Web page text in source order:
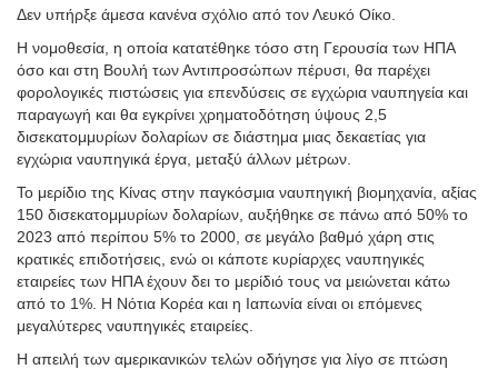
Δεν υπήρξε άμεσα κανένα σχόλιο από τον Λευκό Οίκο.
Η νομοθεσία, η οποία κατατέθηκε τόσο στη Γερουσία των ΗΠΑ
όσο και στη Βουλή των Αντιπροσώπων πέρυσι, θα παρέχει
φορολογικές πιστώσεις για επενδύσεις σε εγχώρια ναυπηγεία και
παραγωγή και θα εγκρίνει χρηματοδότηση ύψους 2,5
δισεκατομμυρίων δολαρίων σε διάστημα μιας δεκαετίας για
εγχώρια ναυπηγικά έργα, μεταξύ άλλων μέτρων.
Το μερίδιο της Κίνας στην παγκόσμια ναυπηγική βιομηχανία, αξίας
150 δισεκατομμυρίων δολαρίων, αυξήθηκε σε πάνω από 50% το
2023 από περίπου 5% το 2000, σε μεγάλο βαθμό χάρη στις
κρατικές επιδοτήσεις, ενώ οι κάποτε κυρίαρχες ναυπηγικές
εταιρείες των ΗΠΑ έχουν δει το μερίδιό τους να μειώνεται κάτω
από το 1%. Η Νότια Κορέα και η Ιαπωνία είναι οι επόμενες
μεγαλύτερες ναυπηγικές εταιρείες.
Η απειλή των αμερικανικών τελών οδήγησε για λίγο σε πτώση